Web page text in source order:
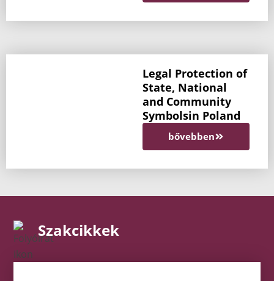
Legal Protection of
State, National
and Community
Symbolsin Poland
bővebben
Szakcikkek